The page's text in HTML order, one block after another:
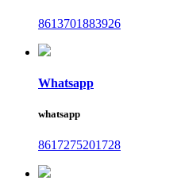
8613701883926
Whatsapp
whatsapp
8617275201728